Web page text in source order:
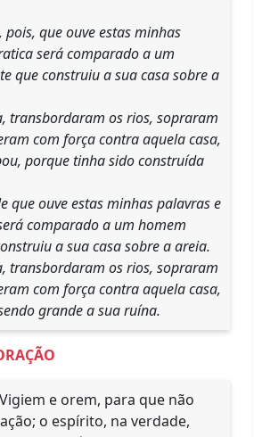
pois, que ouve estas minhas
será comparado a um
que construiu a sua casa sobre a
transbordaram os rios, sopraram
com força contra aquela casa,
porque tinha sido construída
que ouve estas minhas palavras e
comparado a um homem
a sua casa sobre a areia.
transbordaram os rios, sopraram
com força contra aquela casa,
grande a sua ruína.
Vigiem e orem, para que não
o espírito, na verdade,